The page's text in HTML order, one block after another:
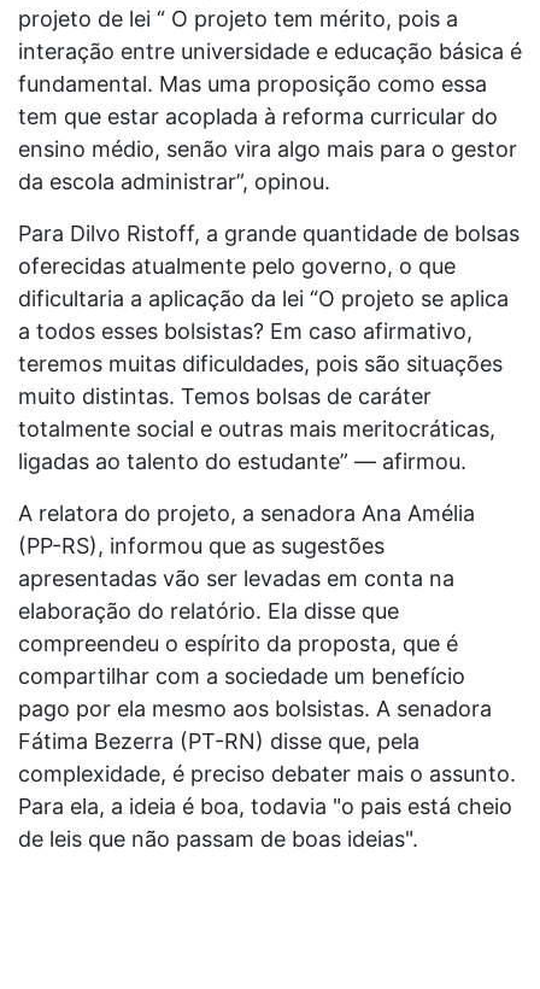
projeto de lei “ O projeto tem mérito, pois a
interação entre universidade e educação básica é
fundamental. Mas uma proposição como essa
tem que estar acoplada à reforma curricular do
ensino médio, senão vira algo mais para o gestor
da escola administrar”, opinou.
Para Dilvo Ristoff, a grande quantidade de bolsas
oferecidas atualmente pelo governo, o que
dificultaria a aplicação da lei “O projeto se aplica
a todos esses bolsistas? Em caso afirmativo,
teremos muitas dificuldades, pois são situações
muito distintas. Temos bolsas de caráter
totalmente social e outras mais meritocráticas,
ligadas ao talento do estudante” — afirmou.
A relatora do projeto, a senadora Ana Amélia
(PP-RS), informou que as sugestões
apresentadas vão ser levadas em conta na
elaboração do relatório. Ela disse que
compreendeu o espírito da proposta, que é
compartilhar com a sociedade um benefício
pago por ela mesmo aos bolsistas. A senadora
Fátima Bezerra (PT-RN) disse que, pela
complexidade, é preciso debater mais o assunto.
Para ela, a ideia é boa, todavia "o pais está cheio
de leis que não passam de boas ideias".